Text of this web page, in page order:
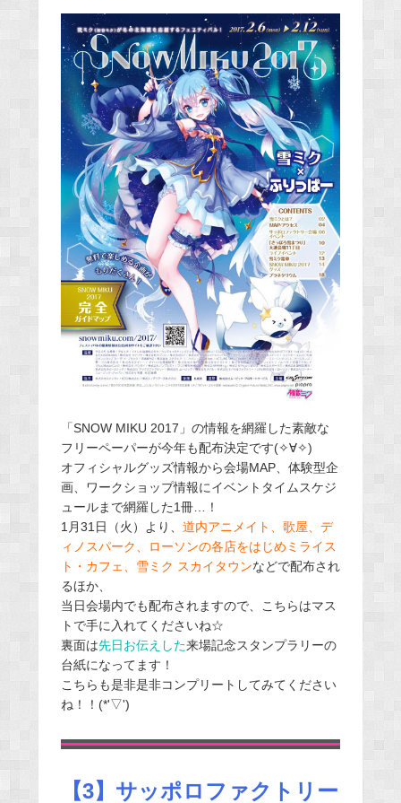
「SNOW MIKU 2017」の情報を網羅した素敵な
フリーペーパーが今年も配布決定です(✧∀✧)
オフィシャルグッズ情報から会場MAP、体験型企
画、ワークショップ情報にイベントタイムスケジ
ュールまで網羅した1冊…！
1月31日（火）より、 道内アニメイト、歌屋、デ
ィノスパーク、ローソンの各店をはじめミライス
ト・カフェ、雪ミク スカイタウンなどで配布され
るほか、
当日会場内でも配布されますので、こちらはマス
トで手に入れてくださいね☆
裏面は先日お伝えした来場記念スタンプラリーの
台紙になってます！
こちらも是非是非コンプリートしてみてください
ね！！(*'▽')
【3】サッポロファクトリー